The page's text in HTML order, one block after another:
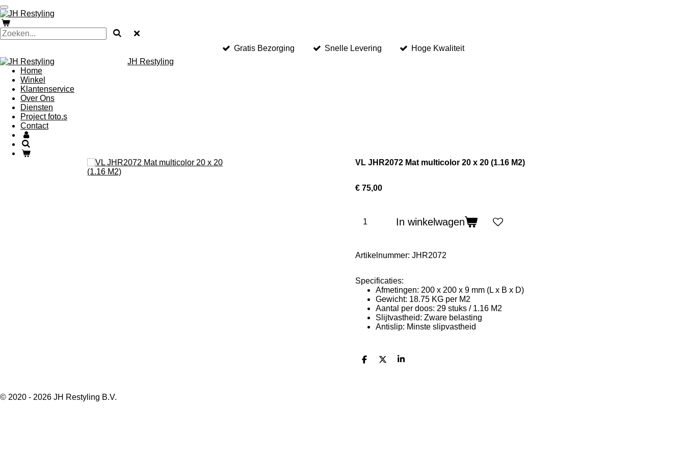
Ga
direct
naar
de
Gratis Bezorging Snelle Levering
Hoge Kwaliteit
JH Restyling
Home
Winkel
Klantenservice
Over Ons
Diensten
Project foto.s
Contact
VL JHR2072 Mat multicolor 20 x 20 (1.16 M2)
€ 75,00
In winkelwagen
Artikelnummer: JHR2072
Specificaties:
Afmetingen: 200 x 200 x 9 mm (L x B x D)
Gewicht: 18.75 KG per M2
Aantal per doos: 29 stuks / 1.16 M2
Slijtvastheid: Zware belasting
Antislip: Minste slipvastheid
D
D
S
© 2020 - 2026 JH Restyling B.V.